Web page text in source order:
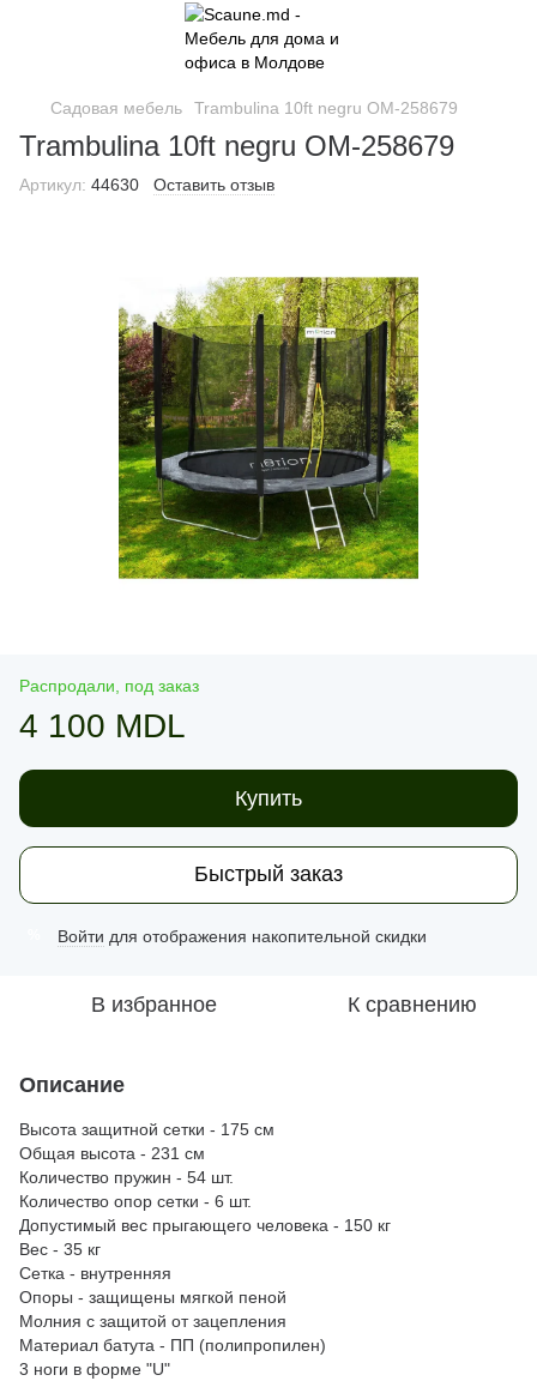
Садовая мебель Trambulina 10ft negru OM-258679
Trambulina 10ft negru OM-258679
Артикул: 44630 Оставить отзыв
Распродали, под заказ
4 100 MDL
Купить
Быстрый заказ
Войти для отображения накопительной скидки
В избранное К сравнению
Описание
Высота защитной сетки - 175 см
Общая высота - 231 см
Количество пружин - 54 шт.
Количество опор сетки - 6 шт.
Допустимый вес прыгающего человека - 150 кг
Вес - 35 кг
Сетка - внутренняя
Опоры - защищены мягкой пеной
Молния с защитой от зацепления
Материал батута - ПП (полипропилен)
3 ноги в форме "U"